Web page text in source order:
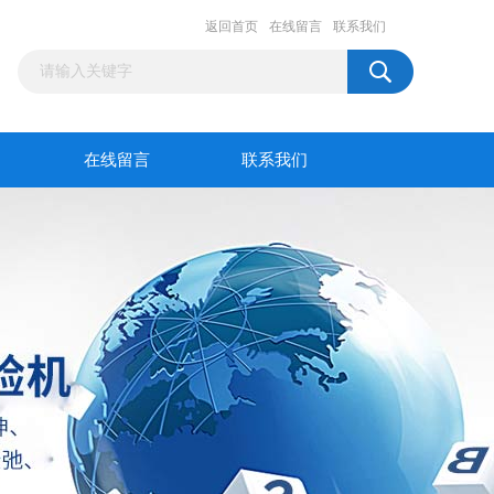
返回首页 在线留言 联系我们
在线留言 联系我们